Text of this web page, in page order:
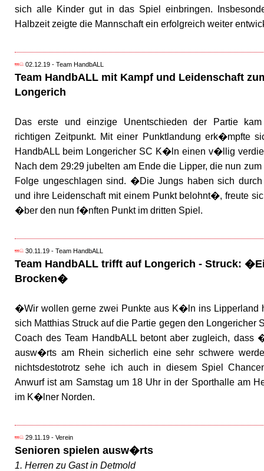
sich alle Kinder gut in das Spiel einbringen.
Halbzeit zeigte die Mannschaft ein erfolgreich weiter
02.12.19 - Team HandbALL
Team HandbALL mit Kampf und Leidenschaft
Longerich
Das erste und einzige Unentschieden der Partie
richtigen Zeitpunkt. Mit einer Punktlandung erk�mpfte
HandbALL beim Longericher SC K�ln einen v�llig
Nach dem 29:29 jubelten am Ende die Lipper, die nun
Folge ungeschlagen sind. �Die Jungs haben sich
und ihre Leidenschaft mit einem Punkt belohnt�, freute
�ber den nun f�nften Punkt im dritten Spiel.
30.11.19 - Team HandbALL
Team HandbALL trifft auf Longerich - Struck:
Brocken�
�Wir wollen gerne zwei Punkte aus K�ln ins Lipperland
sich Matthias Struck auf die Partie gegen den Longericher
Coach des Team HandbALL betont aber zugleich, dass
ausw�rts am Rhein sicherlich eine sehr schwere
nichtsdestotrotz sehe ich auch in diesem Spiel
Anwurf ist am Samstag um 18 Uhr in der Sporthalle am
im K�lner Norden.
29.11.19 - Verein
Senioren spielen ausw�rts
1. Herren zu Gast in Detmold